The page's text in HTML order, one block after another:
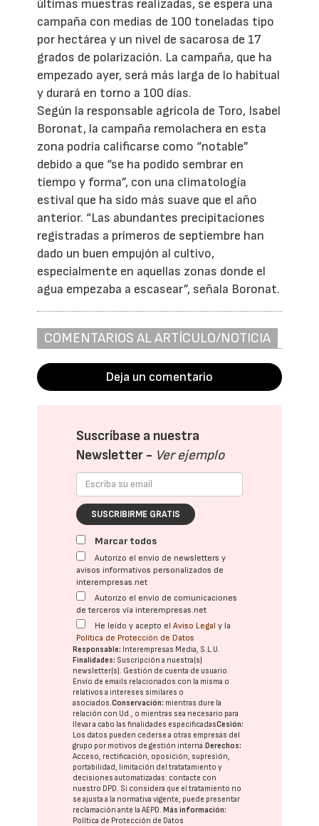
últimas muestras realizadas, se espera una
campaña con medias de 100 toneladas tipo
por hectárea y un nivel de sacarosa de 17
grados de polarización. La campaña, que ha
empezado ayer, será más larga de lo habitual
y durará en torno a 100 días.
Según la responsable agrícola de Toro, Isabel
Boronat, la campaña remolachera en esta
zona podría calificarse como “notable”
debido a que “se ha podido sembrar en
tiempo y forma”, con una climatología
estival que ha sido más suave que el año
anterior. “Las abundantes precipitaciones
registradas a primeros de septiembre han
dado un buen empujón al cultivo,
especialmente en aquellas zonas donde el
agua empezaba a escasear”, señala Boronat.
COMENTARIOS AL ARTÍCULO/NOTICIA
Deja un comentario
Suscríbase a nuestra
Newsletter - Ver ejemplo
SUSCRIBIRME GRATIS
Marcar todos
Autorizo el envío de newsletters y
avisos informativos personalizados de
interempresas.net
Autorizo el envío de comunicaciones
de terceros vía interempresas.net
He leído y acepto elAviso Legal y la
Política de Protección de Datos
Responsable: Interempresas Media, S.L.U.
Finalidades: Suscripción a nuestra(s)
newsletter(s). Gestión de cuenta de usuario.
Envío de emails relacionados con la misma o
relativos a intereses similares o
asociados.Conservación: mientras dure la
relación con Ud., o mientras sea necesario para
llevar a cabo las finalidades especificadasCesión:
Los datos pueden cederse a otras empresas del
grupo por motivos de gestión interna.Derechos:
Acceso, rectificación, oposición, supresión,
portabilidad, limitación del tratatamiento y
decisiones automatizadas: contacte con
nuestro DPD. Si considera que el tratamiento no
se ajusta a la normativa vigente, puede presentar
reclamación ante laAEPD.Más información:
Política de Protección de Datos